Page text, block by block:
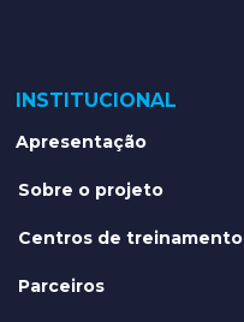
INSTITUCIONAL
Apresentação
Sobre o projeto
Centros de treinamento
Parceiros